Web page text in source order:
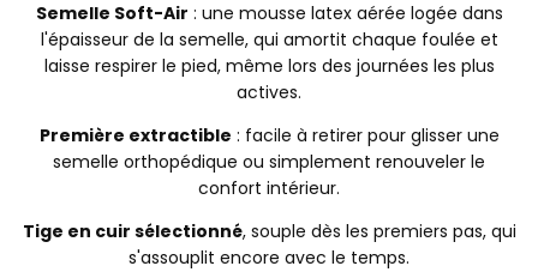
Semelle Soft-Air : une mousse latex aérée logée dans
l'épaisseur de la semelle, qui amortit chaque foulée et
laisse respirer le pied, même lors des journées les plus
actives.
Première extractible : facile à retirer pour glisser une
semelle orthopédique ou simplement renouveler le
confort intérieur.
Tige en cuir sélectionné, souple dès les premiers pas, qui
s'assouplit encore avec le temps.